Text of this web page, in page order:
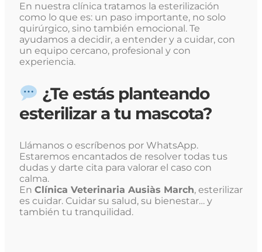
En nuestra clínica tratamos la esterilización
como lo que es: un paso importante, no solo
quirúrgico, sino también emocional. Te
ayudamos a decidir, a entender y a cuidar, con
un equipo cercano, profesional y con
experiencia.
¿Te estás planteando
esterilizar a tu mascota?
Llámanos o escríbenos por WhatsApp.
Estaremos encantados de resolver todas tus
dudas y darte cita para valorar el caso con
calma.
En Clínica Veterinaria Ausiàs March, esterilizar
es cuidar. Cuidar su salud, su bienestar… y
también tu tranquilidad.